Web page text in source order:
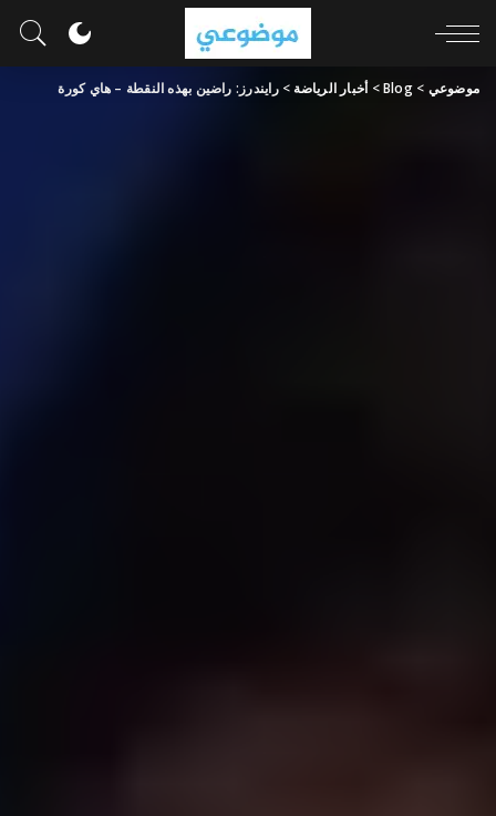
موضوعي >
Blog
> أخبار الرياضة >رايندرز: راضين بهذه النقطة – هاي كورة